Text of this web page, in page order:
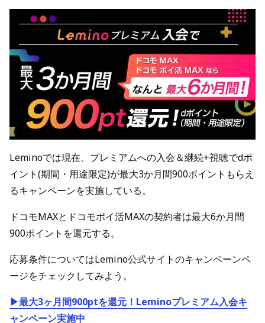
Leminoでは現在、プレミアムへの入会＆継続+視聴でdポ
イント(期間・用途限定)が最大3か月間900ポイントもらえ
るキャンペーンを実施している。
ドコモMAXとドコモポイ活MAXの契約者は最大6か月間
900ポイントを還元する。
応募条件についてはLemino公式サイトのキャンペーンペ
ージをチェックしてみよう。
▶最大3ヶ月間900ptを還元！Leminoプレミアム入会キ
ャンペーン実施中